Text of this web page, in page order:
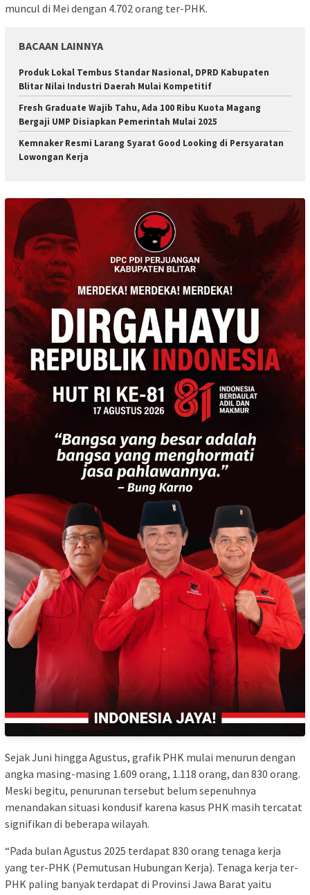
muncul di Mei dengan 4.702 orang ter-PHK.
BACAAN LAINNYA
Produk Lokal Tembus Standar Nasional, DPRD Kabupaten
Blitar Nilai Industri Daerah Mulai Kompetitif
Fresh Graduate Wajib Tahu, Ada 100 Ribu Kuota Magang
Bergaji UMP Disiapkan Pemerintah Mulai 2025
Kemnaker Resmi Larang Syarat Good Looking di Persyaratan
Lowongan Kerja
Sejak Juni hingga Agustus, grafik PHK mulai menurun dengan
angka masing-masing 1.609 orang, 1.118 orang, dan 830 orang.
Meski begitu, penurunan tersebut belum sepenuhnya
menandakan situasi kondusif karena kasus PHK masih tercatat
signifikan di beberapa wilayah.
“Pada bulan Agustus 2025 terdapat 830 orang tenaga kerja
yang ter-PHK (Pemutusan Hubungan Kerja). Tenaga kerja ter-
PHK paling banyak terdapat di Provinsi Jawa Barat yaitu